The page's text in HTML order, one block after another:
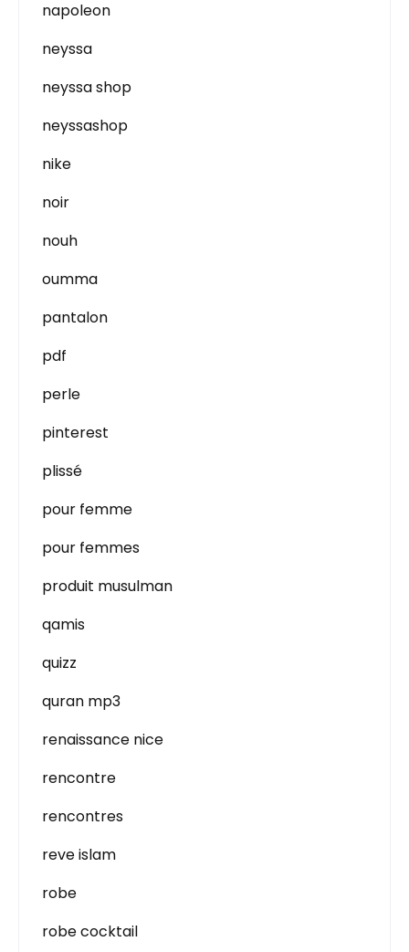
napoleon
neyssa
neyssa shop
neyssashop
nike
noir
nouh
oumma
pantalon
pdf
perle
pinterest
plissé
pour femme
pour femmes
produit musulman
qamis
quizz
quran mp3
renaissance nice
rencontre
rencontres
reve islam
robe
robe cocktail